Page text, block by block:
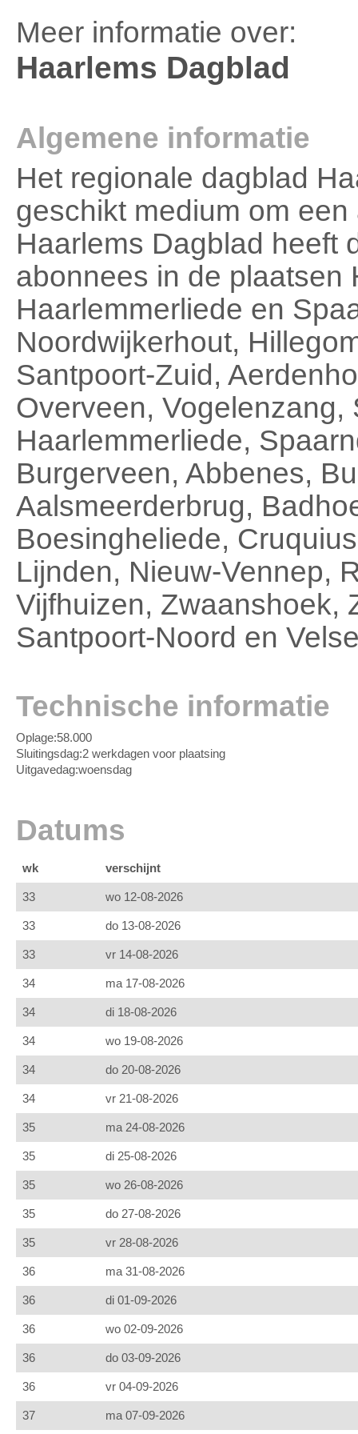
Meer informatie over:
Haarlems Dagblad
Algemene informatie
Het regionale dagblad
geschikt medium om
Haarlems Dagblad heeft
abonnees in de plaatsen
Haarlemmerliede en
Noordwijkerhout,
Santpoort-Zuid,
Overveen,
Haarlemmerliede,
Burgerveen, Abbenes,
Aalsmeerderbrug,
Boesingheliede,
Lijnden, Nieuw-Vennep,
Vijfhuizen, Zwaanshoek,
Santpoort-Noord en
Technische informatie
Oplage:58.000
Sluitingsdag:2 werkdagen voor plaatsing
Uitgavedag:woensdag
Datums
wk verschijnt
33 wo 12-08-2026
33 do 13-08-2026
33 vr 14-08-2026
34 ma 17-08-2026
34 di 18-08-2026
34 wo 19-08-2026
34 do 20-08-2026
34 vr 21-08-2026
35 ma 24-08-2026
35 di 25-08-2026
35 wo 26-08-2026
35 do 27-08-2026
35 vr 28-08-2026
36 ma 31-08-2026
36 di 01-09-2026
36 wo 02-09-2026
36 do 03-09-2026
36 vr 04-09-2026
37 ma 07-09-2026